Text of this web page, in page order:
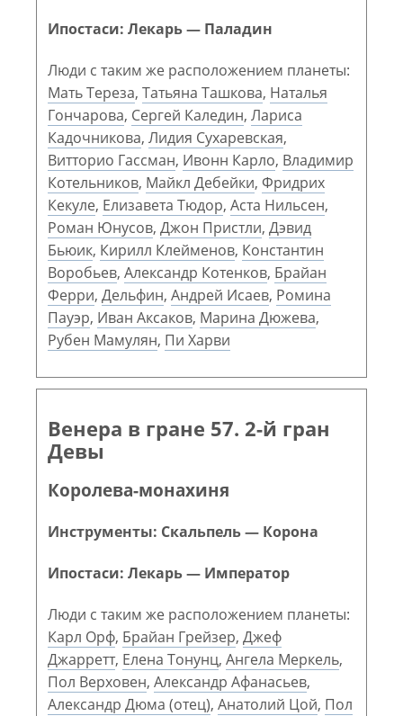
Ипостаси: Лекарь — Паладин
Люди с таким же расположением планеты:
Мать Тереза, Татьяна Ташкова, Наталья
Гончарова, Сергей Каледин, Лариса
Кадочникова, Лидия Сухаревская,
Витторио Гассман, Ивонн Карло, Владимир
Котельников, Майкл Дебейки, Фридрих
Кекуле, Елизавета Тюдор, Аста Нильсен,
Роман Юнусов, Джон Пристли, Дэвид
Бьюик, Кирилл Клейменов, Константин
Воробьев, Александр Котенков, Брайан
Ферри, Дельфин, Андрей Исаев, Ромина
Пауэр, Иван Аксаков, Марина Дюжева,
Рубен Мамулян, Пи Харви
Венера в гране 57. 2-й гран
Девы
Королева-монахиня
Инструменты: Скальпель — Корона
Ипостаси: Лекарь — Император
Люди с таким же расположением планеты:
Карл Орф, Брайан Грейзер, Джеф
Джарретт, Елена Тонунц, Ангела Меркель,
Пол Верховен, Александр Афанасьев,
Александр Дюма (отец), Анатолий Цой, Пол